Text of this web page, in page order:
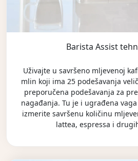
Barista Assist
Uživajte u savršeno mljevenoj
mlin koji ima 25 podešavanja
preporučena podešavanja za
nagađanja. Tu je i ugrađena
izmerite savršenu količinu
lattea, espressa i